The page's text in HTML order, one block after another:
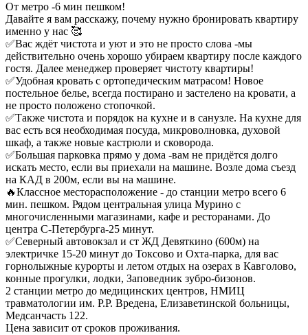
От метро -6 мин пешком!
Давайте я вам расскажу, почему нужно бронировать квартиру
именно у нас 🥰
✅Вас ждёт чистота и уют и это не просто слова -мы
действительно очень хорошо убираем квартиру после каждого
гостя. Далее менеджер проверяет чистоту квартиры!
✅Удобная кровать с ортопедическим матрасом! Новое
постельное белье, всегда постирано и застелено на кровати, а
не просто положено стопочкой.
✅Также чистота и порядок на кухне и в санузле. На кухне для
вас есть вся необходимая посуда, микроволновка, духовой
шкаф, а также новые кастрюли и сковорода.
✅Большая парковка прямо у дома -вам не придётся долго
искать место, если вы приехали на машине. Возле дома съезд
на КАД в 200м, если вы на машине.
🔥Классное месторасположение - до станции метро всего 6
мин. пешком. Рядом центральная улица Мурино с
многочисленными магазинами, кафе и ресторанами. До
центра С-Петербурга-25 минут.
✅Северный автовокзал и ст ЖД Девяткино (600м) на
электричке 15-20 минут до Токсово и Охта-парка, для вас
горнолыжные курорты и летом отдых на озерах в Кавголово,
конные прогулки, лодки, Заповедник зубро-бизонов.
2 станции метро до медицинских центров, НМИЦ
травматологии им. Р.Р. Вредена, Елизаветинской больницы,
Медсанчасть 122.
Цена зависит от сроков проживания.